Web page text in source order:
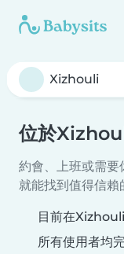
位於
約會、上班或需要
就能找到值得信賴
目前在
所有使用者均